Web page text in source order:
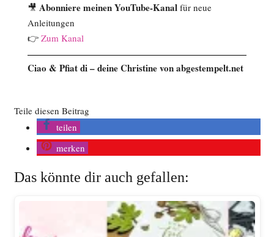
🎥 Abonniere meinen YouTube-Kanal für neue
Anleitungen
👉 Zum Kanal
Ciao & Pfiat di – deine Christine von abgestempelt.net
Teile diesen Beitrag
teilen
merken
Das könnte dir auch gefallen: